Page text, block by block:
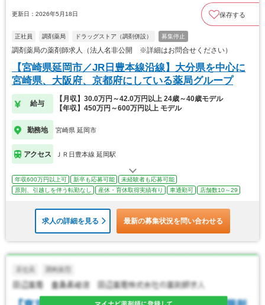
更新日：2026年5月18日 保存する
正社員 調剤薬局 ドラッグストア（調剤併設） 募集停止
調剤薬局の薬剤師求人（法人名非公開 ※詳細はお問合せください）
【宮崎県延岡市／JR日豊本線沿線】大分県を中心に
宮崎県、大阪府、京都府にしている薬局グループ
給与
【月収】30.0万円～42.0万円以上 24歳～40歳モデル
【年収】450万円～600万円以上 モデル
勤務地 宮崎県 延岡市
アクセス ＪＲ日豊本線 延岡駅
年収600万円以上可 新卒も応募可能
未経験者も応募可能
原則、引越しを伴う転勤なし
産休・育休取得実績有り 車通勤可 店舗数10～29
求人の詳細を見る 最新の募集状況を問い合わせる